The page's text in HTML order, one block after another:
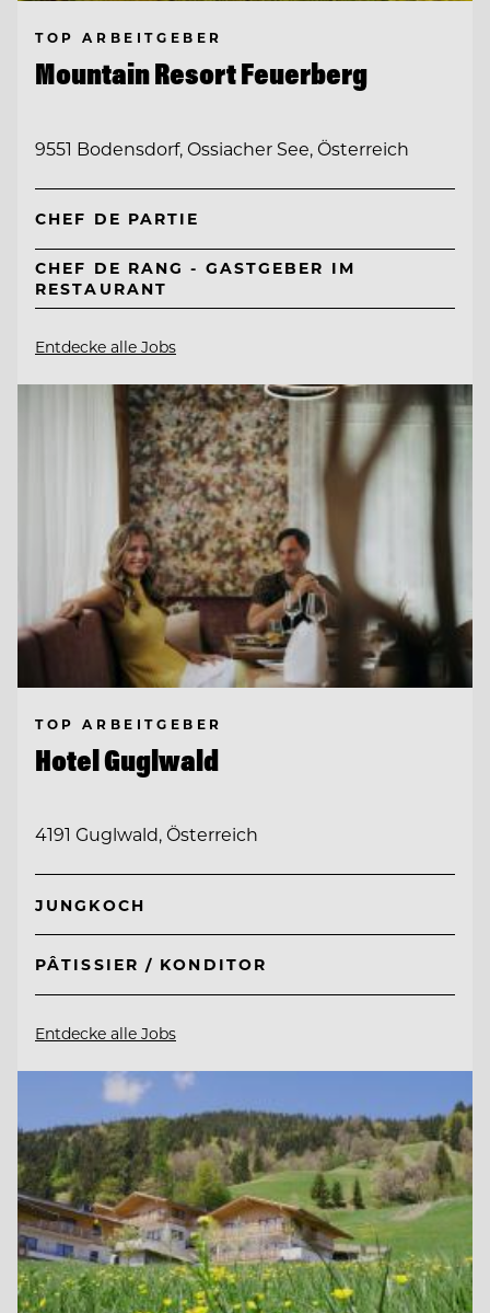
TOP ARBEITGEBER
Mountain Resort Feuerberg
9551 Bodensdorf, Ossiacher See, Österreich
CHEF DE PARTIE
CHEF DE RANG - GASTGEBER IM
RESTAURANT
Entdecke alle Jobs
TOP ARBEITGEBER
Hotel Guglwald
4191 Guglwald, Österreich
JUNGKOCH
PÂTISSIER / KONDITOR
Entdecke alle Jobs